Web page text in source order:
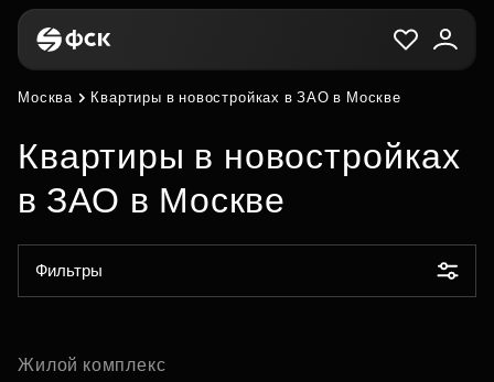
Москва Квартиры в новостройках в ЗАО в Москве
Квартиры в новостройках
в ЗАО в Москве
Фильтры
Жилой комплекс